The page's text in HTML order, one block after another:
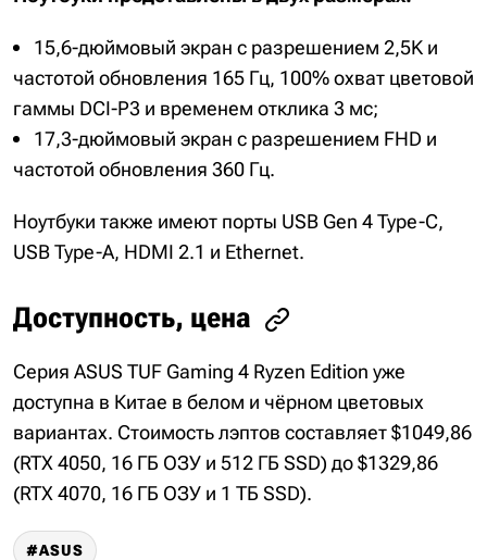
15,6-дюймовый экран с разрешением 2,5K и
частотой обновления 165 Гц, 100% охват цветовой
гаммы DCI-P3 и временем отклика 3 мс;
17,3-дюймовый экран с разрешением FHD и
частотой обновления 360 Гц.
Ноутбуки также имеют порты USB Gen 4 Type-C,
USB Type-A, HDMI 2.1 и Ethernet.
Доступность, цена
Серия ASUS TUF Gaming 4 Ryzen Edition уже
доступна в Китае в белом и чёрном цветовых
вариантах. Стоимость лэптов составляет $1049,86
(RTX 4050, 16 ГБ ОЗУ и 512 ГБ SSD) до $1329,86
(RTX 4070, 16 ГБ ОЗУ и 1 ТБ SSD).
ASUS